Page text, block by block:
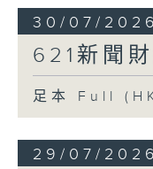
30/07/2026
621新聞
足本 Full
29/07/2026